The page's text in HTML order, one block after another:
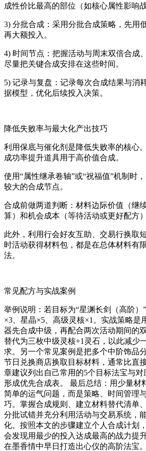
成性价比最高的部位（如核心属性影响
3) 分批合成：采用分批合成策略，先用
再大额投入。
4) 时间节点：把握活动与周末双倍合成
尽量把关键合成安排在这些时间。
5) 记录与复盘：记录每次合成结果与消
据模型，优化后续投入决策。
降低失败率与最大化产出技巧
利用保底与催化剂是降低失败率的核心
成功率提升道具用于高价值合成。
使用“属性继承卷轴”或“祝福值”机制时
较大的合成节点。
合成前做两道判断：材料边际价值（继
算）和机会成本（等待活动或更好配方）
此外，利用行会好友互助、交易行换取
时活动获得材料包，都是在总体材料有
法。
常见配方与实战案例
举例说明：若目标为“星渊长剑（高阶）
×3、星晶×5、高级灵核×1。实战策略是
器先合成中级，再配合两次活动期间的
替代为三枚中级灵核+1灵石，以此减少
求。另一个常见案例是把多个中阶饰品
节日兑换商店换取目标材料，通常比直
章建议列出自己常用的5个目标法宝与对
形成优先合成表。 最后总结：用少量材
简单的运气问题，而是策略、时间管理
巧。掌握合成规则、建立材料替代清单
分批试错并充分利用活动与交易系统，
化。按照本文的步骤建立个人合成计划
会发现用最少的投入达成最高的战力提
在墨香情中早日打造出心仪的高阶法宝。